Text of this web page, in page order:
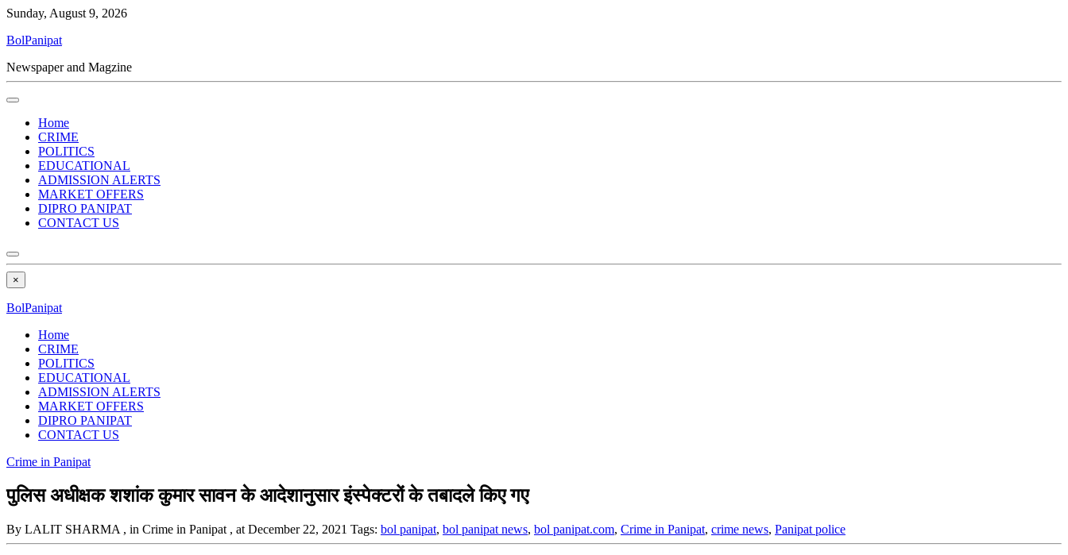
Sunday, August 9, 2026
BolPanipat
Newspaper and Magzine
Home
CRIME
POLITICS
EDUCATIONAL
ADMISSION ALERTS
MARKET OFFERS
DIPRO PANIPAT
CONTACT US
×
BolPanipat
Home
CRIME
POLITICS
EDUCATIONAL
ADMISSION ALERTS
MARKET OFFERS
DIPRO PANIPAT
CONTACT US
Crime in Panipat
पुलिस अधीक्षक शशांक कुमार सावन के आदेशानुसार इंस्पेक्टरों के तबादले किए गए
By LALIT SHARMA , in Crime in Panipat , at December 22, 2021 Tags: bol panipat, bol panipat news, bol panipat.com, Crime in Panipat, crime news, Panipat police